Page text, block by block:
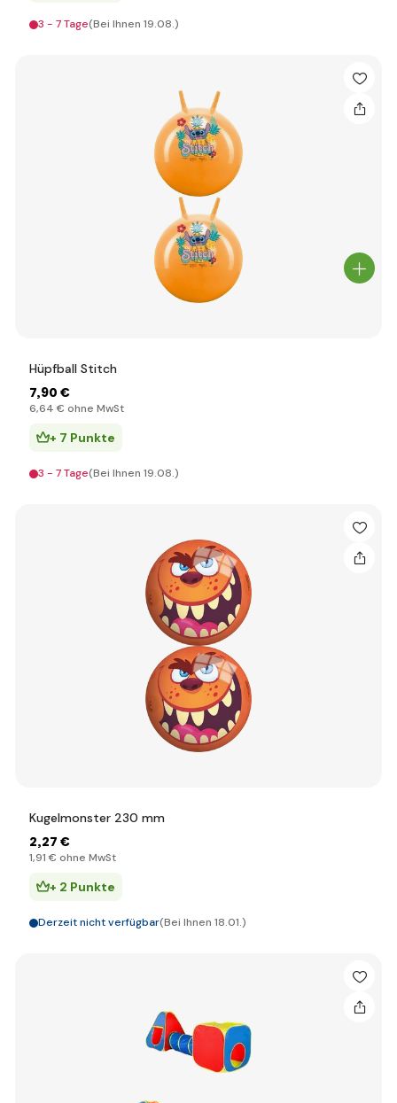
3 - 7 Tage(Bei Ihnen 19.08.)
Hüpfball Stitch
7,90 €
6,64 € ohne MwSt
+ 7 Punkte
3 - 7 Tage(Bei Ihnen 19.08.)
Kugelmonster 230 mm
2,27 €
1,91 € ohne MwSt
+ 2 Punkte
Derzeit nicht verfügbar(Bei Ihnen 18.01.)